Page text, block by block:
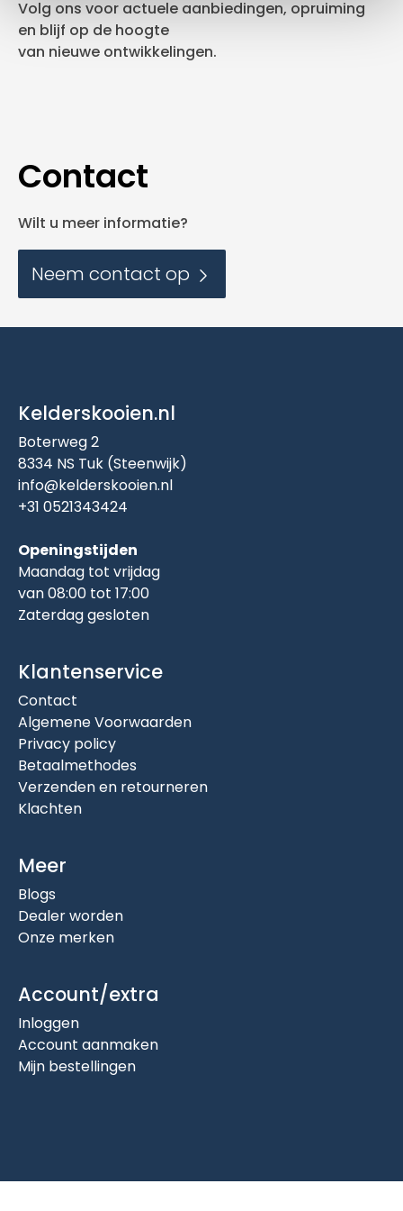
Volg ons voor actuele aanbiedingen, opruiming
en blijf op de hoogte
van nieuwe ontwikkelingen.
Contact
Wilt u meer informatie?
Neem contact op
Kelderskooien.nl
Boterweg 2
8334 NS Tuk (Steenwijk)
info@kelderskooien.nl
+31 0521343424
Openingstijden
Maandag tot vrijdag
van 08:00 tot 17:00
Zaterdag gesloten
Klantenservice
Contact
Algemene Voorwaarden
Privacy policy
Betaalmethodes
Verzenden en retourneren
Klachten
Meer
Blogs
Dealer worden
Onze merken
Account/extra
Inloggen
Account aanmaken
Mijn bestellingen